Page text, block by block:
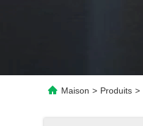
Maison > Produits >